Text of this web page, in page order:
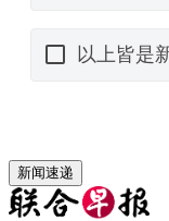
新闻速递